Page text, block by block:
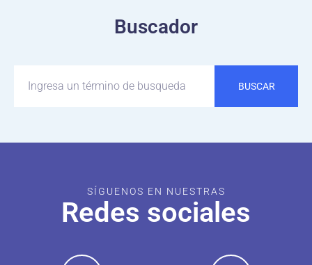
Buscador
BUSCAR
SÍGUENOS EN NUESTRAS
Redes sociales